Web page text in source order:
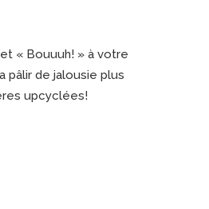
« Bouuuh! » à votre
pâlir de jalousie plus
upcyclées!